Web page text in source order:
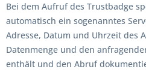
Bei dem Aufruf des Trustbadge
automatisch ein sogenanntes
Adresse, Datum und Uhrzeit des
Datenmenge und den
enthält und den Abruf